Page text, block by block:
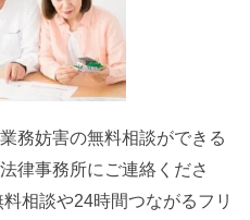
務妨害の無料相談ができる
律事務所にご連絡くださ
相談や24時間つながるフリ